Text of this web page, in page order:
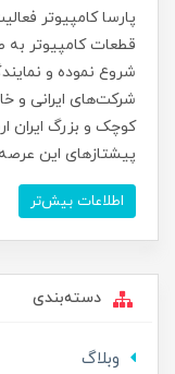
شروع نموده و
شرکت‌های ایرانی و
کوچک و بزرگ ایران
پیشتازهای این
اطلاعات بیش‌تر
دسته‌بندی
وبلاگ